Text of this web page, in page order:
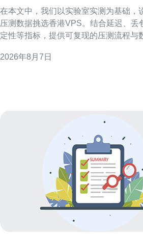
在本文中，我们以实验室实测为基础，
压测数据挑选香港VPS。结合延迟、丢
定性等指标，提供可复现的压测流程与
的决策。 为什么要用实验室实测挑选香港VPS 理论参
2026年8月7日